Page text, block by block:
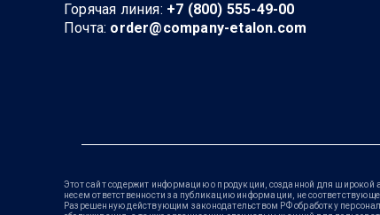
Горячая линия: +7 (800) 555-49-00
Почта: order@company-etalon.com
Этот сайт содержит информацию о продукции, созданной для
несем ответственности за публикацию информации, не
Разрешенную действующим законодательством РФ обработку